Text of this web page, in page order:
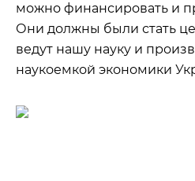
можно финансировать и
Они должны были стать
ведут нашу науку и
наукоемкой экономики